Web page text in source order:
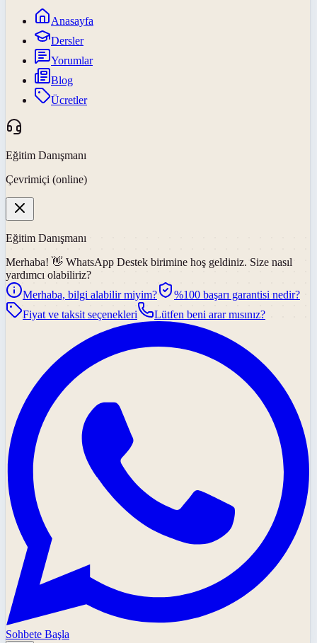
Anasayfa
Dersler
Yorumlar
Blog
Ücretler
Eğitim Danışmanı
Çevrimiçi (online)
Eğitim Danışmanı
Merhaba! 👋 WhatsApp Destek birimine hoş geldiniz. Size nasıl
yardımcı olabiliriz?
Merhaba, bilgi alabilir miyim?
%100 başarı garantisi nedir?
Fiyat ve taksit seçenekleri
Lütfen beni arar mısınız?
Sohbete Başla